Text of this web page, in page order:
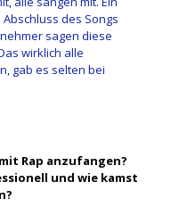
des Songs
sagen diese
wirklich alle
gab es selten bei
Rap anzufangen?
und wie kamst